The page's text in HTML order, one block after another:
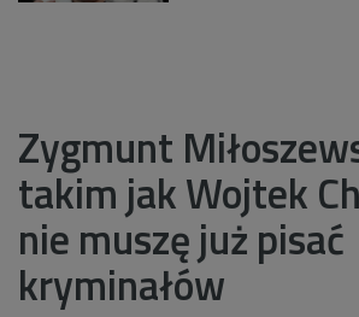
Zygmunt
takim jak Wojtek
nie muszę już pisać
kryminałów